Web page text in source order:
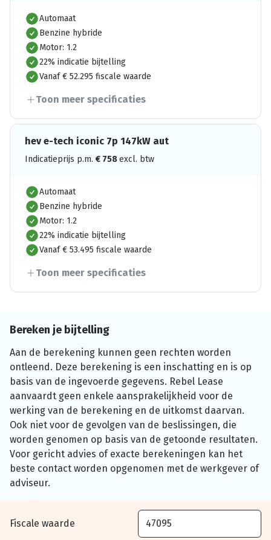
Automaat
Benzine hybride
Motor: 1.2
22% indicatie bijtelling
Vanaf € 52.295 fiscale waarde
Toon meer specificaties
hev e-tech iconic 7p 147kW aut
Indicatieprijs p.m. € 758excl. btw
Automaat
Benzine hybride
Motor: 1.2
22% indicatie bijtelling
Vanaf € 53.495 fiscale waarde
Toon meer specificaties
Bereken je bijtelling
Aan de berekening kunnen geen rechten worden
ontleend. Deze berekening is een inschatting en is op
basis van de ingevoerde gegevens. Rebel Lease
aanvaardt geen enkele aansprakelijkheid voor de
werking van de berekening en de uitkomst daarvan.
Ook niet voor de gevolgen van de beslissingen, die
worden genomen op basis van de getoonde resultaten.
Voor gericht advies of exacte berekeningen kan het
beste contact worden opgenomen met de werkgever of
adviseur.
Fiscale waarde